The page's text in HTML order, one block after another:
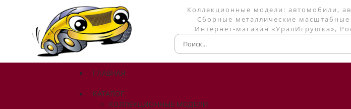
Коллекционные модели: автомобили,
Сборные металлические
Интернет-магазин «УралИгрушка»,
ГЛАВНАЯ
КАТАЛОГ
КОЛЛЕКЦИОННЫЕ МОДЕЛИ